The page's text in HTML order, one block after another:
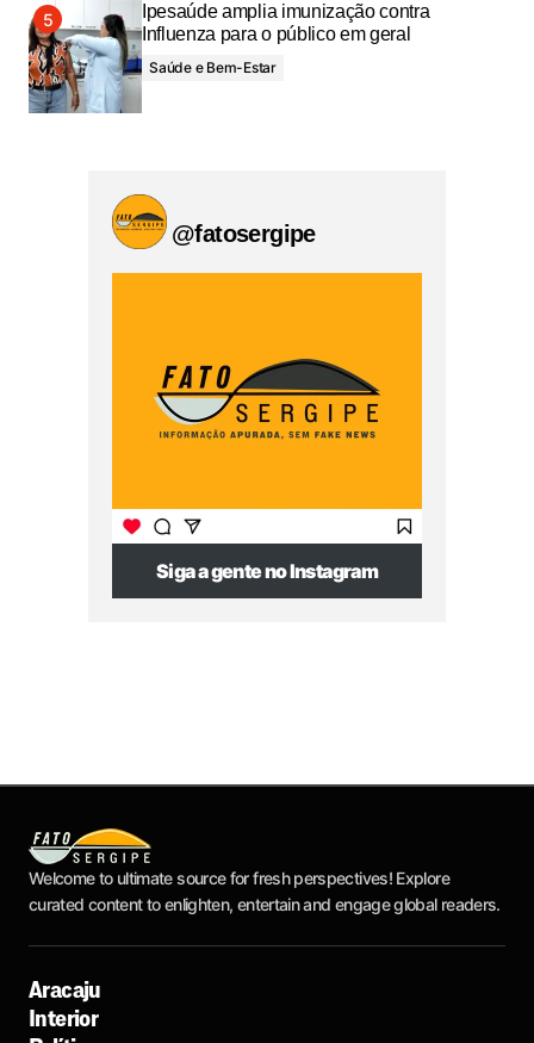
Ipesaúde amplia imunização contra
Influenza para o público em geral
Saúde e Bem-Estar
@fatosergipe
Siga a gente no Instagram
Welcome to ultimate source for fresh perspectives! Explore
curated content to enlighten, entertain and engage global readers.
Aracaju
Interior